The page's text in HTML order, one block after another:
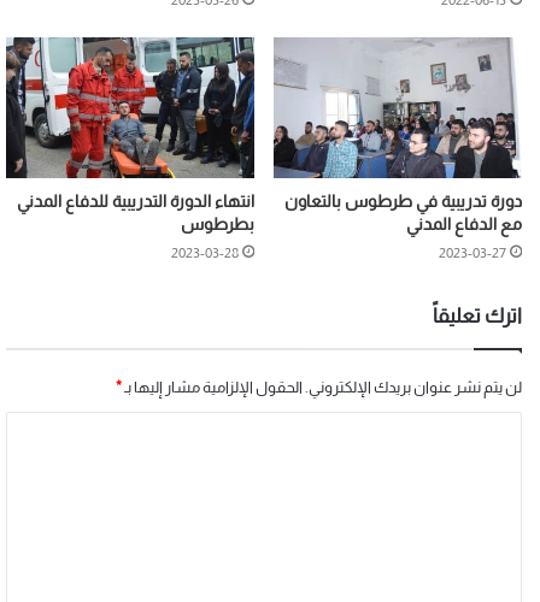
دورة تدريبية في طرطوس بالتعاون
مع الدفاع المدني
2023-03-27
انتهاء الدورة التدريبية للدفاع المدني
بطرطوس
2023-03-28
اترك تعليقاً
لن يتم نشر عنوان بريدك الإلكتروني. الحقول الإلزامية مشار إليها بـ *